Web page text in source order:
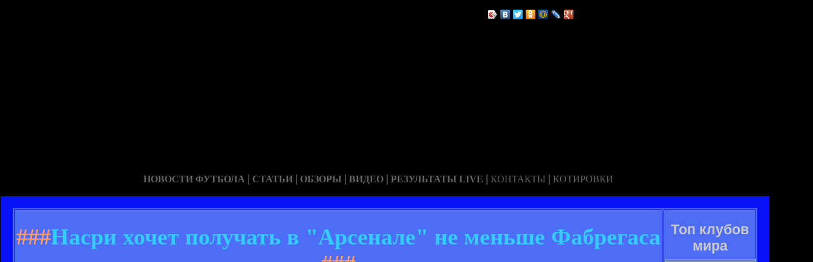
НОВОСТИ ФУТБОЛА | СТАТЬИ | ОБЗОРЫ | ВИДЕО | РЕЗУЛЬТАТЫ LIVE | КОНТАКТЫ | КОТИРОВКИ
###Насри хочет получать в "Арсенале" не меньше Фабрегаса
Топ клубов
мира